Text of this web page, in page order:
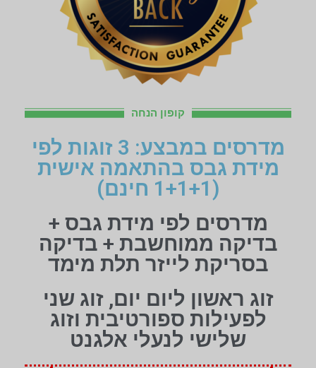
קופון הנחה
מדרסים במבצע: 3 זוגות לפי
מידת גבס בהתאמה אישית
(1+1+1 חינם)
מדרסים לפי מידת גבס +
בדיקה ממוחשבת + בדיקה
בסריקת לייזר תלת מימד
זוג ראשון ליום יום, זוג שני
לפעילות ספורטיבית וזוג
שלישי לנעלי אלגנט